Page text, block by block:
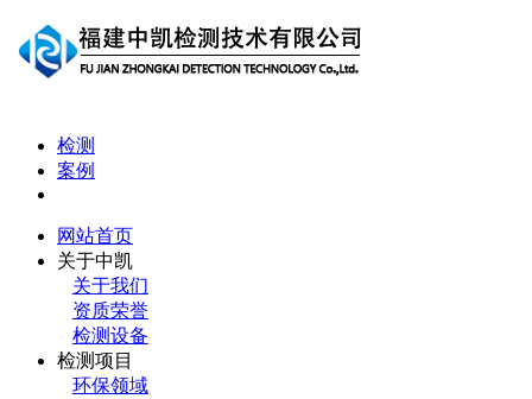
检测
案例
网站首页
关于中凯
关于我们
资质荣誉
检测设备
检测项目
环保领域